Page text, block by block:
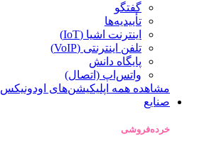
گفتگو
تأییدیه‌ها
اینترنت اشیا (IoT)
تلفن اینترنتی (VoIP)
پایگاه دانش
واتس‌اپ (اتصال)
مشاهده همه اپلیکیشن‌های اودونیکس
صنایع
خرده‌فروشی